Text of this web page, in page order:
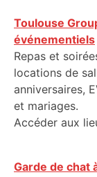
Toulouse
événementiels
Repas et
locations de
anniversaires,
et mariages.
Accéder aux
Garde de chat